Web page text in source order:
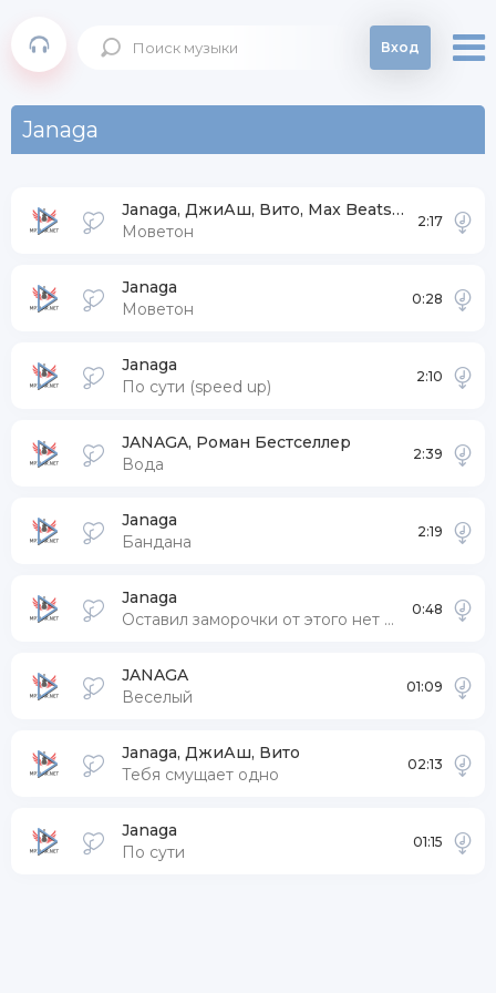
Вход
Janaga
Janaga, ДжиАш, Вито, Max Beatstone
Моветон
2:17
Janaga
Моветон
0:28
Janaga
По сути (speed up)
2:10
JANAGA, Роман Бестселлер
Вода
2:39
Janaga
Бандана
2:19
Janaga
Оставил заморочки от этого нет пользы
0:48
JANAGA
Веселый
01:09
Janaga, ДжиАш, Вито
Тебя смущает одно
02:13
Janaga
По сути
01:15